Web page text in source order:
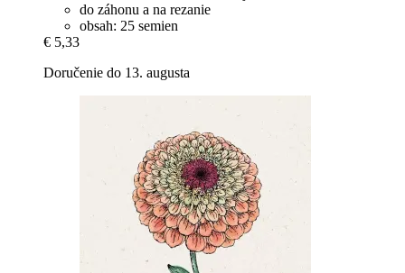
do záhonu a na rezanie
obsah: 25 semien
€ 5,33
Doručenie do 13. augusta